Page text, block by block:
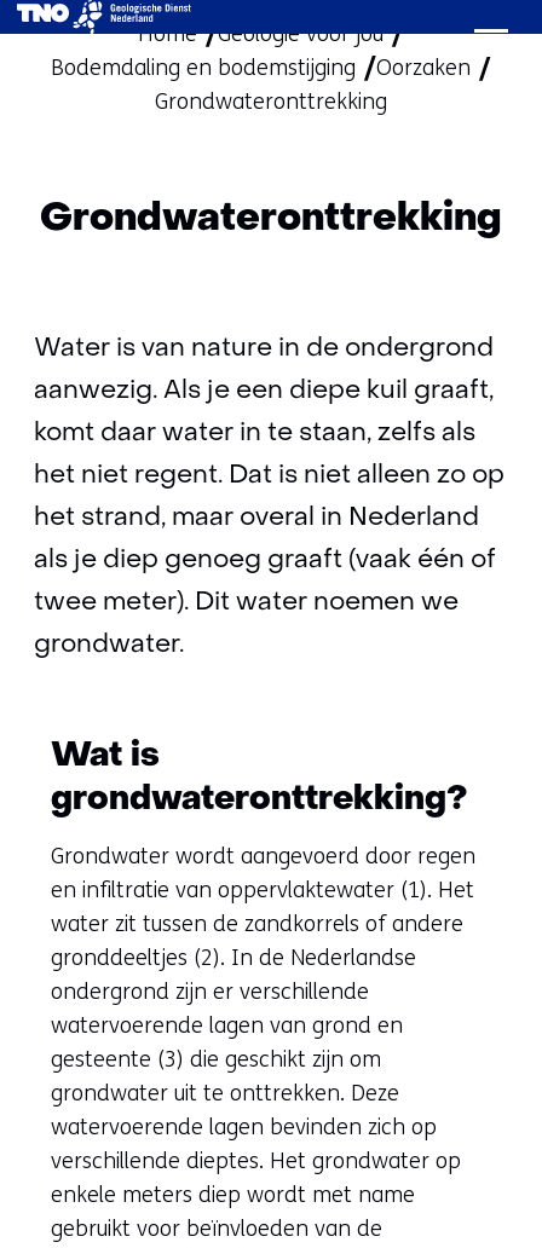
Ga
naar
de
Home
Geologie voor jou
Bodemdaling en bodemstijging
Oorzaken
Grondwateronttrekking
Grondwateronttrekking
Water is van nature in de ondergrond
aanwezig. Als je een diepe kuil graaft,
komt daar water in te staan, zelfs als
het niet regent. Dat is niet alleen zo op
het strand, maar overal in Nederland
als je diep genoeg graaft (vaak één of
twee meter). Dit water noemen we
grondwater.
Wat is
grondwateronttrekking?
Grondwater wordt aangevoerd door regen
en infiltratie van oppervlaktewater (1). Het
water zit tussen de zandkorrels of andere
gronddeeltjes (2). In de Nederlandse
ondergrond zijn er verschillende
watervoerende lagen van grond en
gesteente (3) die geschikt zijn om
grondwater uit te onttrekken. Deze
watervoerende lagen bevinden zich op
verschillende dieptes. Het grondwater op
enkele meters diep wordt met name
gebruikt voor beïnvloeden van de